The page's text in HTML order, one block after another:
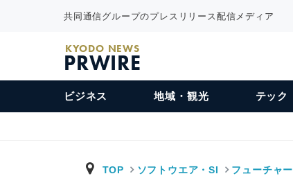
共同通信グループのプレスリリース配信メディア
KYODO NEWS
PRWIRE
ビジネス 地域・観光 テック
TOP ソフトウエア・SI フューチャー